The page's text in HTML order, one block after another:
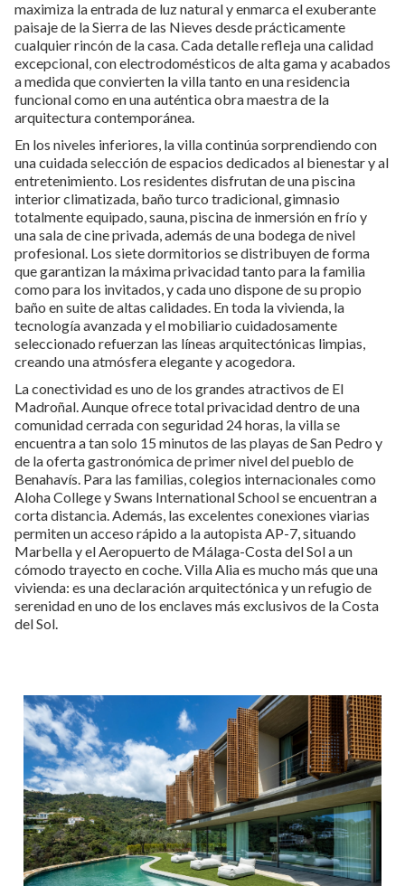
maximiza la entrada de luz natural y enmarca el exuberante
paisaje de la Sierra de las Nieves desde prácticamente
cualquier rincón de la casa. Cada detalle refleja una calidad
excepcional, con electrodomésticos de alta gama y acabados
a medida que convierten la villa tanto en una residencia
funcional como en una auténtica obra maestra de la
arquitectura contemporánea.
En los niveles inferiores, la villa continúa sorprendiendo con
una cuidada selección de espacios dedicados al bienestar y al
entretenimiento. Los residentes disfrutan de una piscina
interior climatizada, baño turco tradicional, gimnasio
totalmente equipado, sauna, piscina de inmersión en frío y
una sala de cine privada, además de una bodega de nivel
profesional. Los siete dormitorios se distribuyen de forma
que garantizan la máxima privacidad tanto para la familia
como para los invitados, y cada uno dispone de su propio
baño en suite de altas calidades. En toda la vivienda, la
tecnología avanzada y el mobiliario cuidadosamente
seleccionado refuerzan las líneas arquitectónicas limpias,
creando una atmósfera elegante y acogedora.
La conectividad es uno de los grandes atractivos de El
Madroñal. Aunque ofrece total privacidad dentro de una
comunidad cerrada con seguridad 24 horas, la villa se
encuentra a tan solo 15 minutos de las playas de San Pedro y
de la oferta gastronómica de primer nivel del pueblo de
Benahavís. Para las familias, colegios internacionales como
Aloha College y Swans International School se encuentran a
corta distancia. Además, las excelentes conexiones viarias
permiten un acceso rápido a la autopista AP-7, situando
Marbella y el Aeropuerto de Málaga-Costa del Sol a un
cómodo trayecto en coche. Villa Alia es mucho más que una
vivienda: es una declaración arquitectónica y un refugio de
serenidad en uno de los enclaves más exclusivos de la Costa
del Sol.